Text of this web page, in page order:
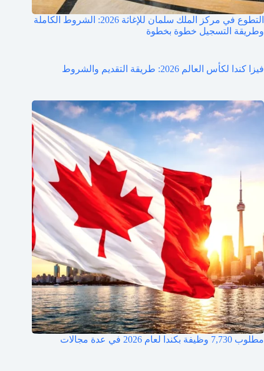
التطوع في مركز الملك سلمان للإغاثة 2026: الشروط الكاملة
وطريقة التسجيل خطوة بخطوة
فيزا كندا لكأس العالم 2026: طريقة التقديم والشروط
مطلوب 7,730 وظيفة بكندا لعام 2026 في عدة مجالات